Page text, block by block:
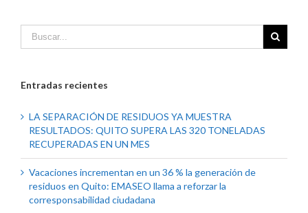
Entradas recientes
LA SEPARACIÓN DE RESIDUOS YA MUESTRA
RESULTADOS: QUITO SUPERA LAS 320 TONELADAS
RECUPERADAS EN UN MES
Vacaciones incrementan en un 36 % la generación de
residuos en Quito: EMASEO llama a reforzar la
corresponsabilidad ciudadana